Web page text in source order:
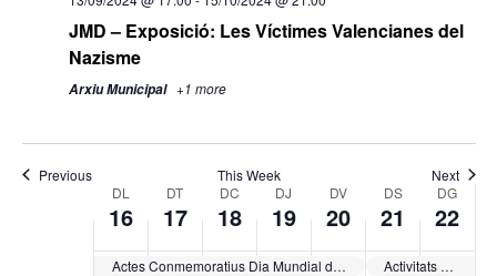
JMD – Exposició: Les Víctimes Valencianes del
Nazisme
Arxiu Municipal +1 more
Previous This Week Next
Esdeveniments
DL
16
DT
17
DC
18
DJ
19
DV
20
DS
21
DG
22
Actes Conmemoratius Dia Mundial de l’Alzheimer
Activitats Campanya Muro Sense Cotxe
06:00